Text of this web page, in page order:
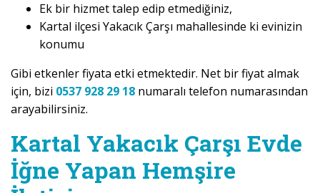
Ek bir hizmet talep edip etmediğiniz,
Kartal ilçesi Yakacık Çarşı mahallesinde ki evinizin
konumu
Gibi etkenler fiyata etki etmektedir. Net bir fiyat almak
için, bizi 0537 928 29 18 numaralı telefon numarasından
arayabilirsiniz.
Kartal Yakacık Çarşı Evde
İğne Yapan Hemşire